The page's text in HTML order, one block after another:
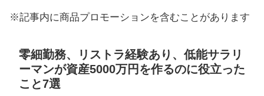
※記事内に商品プロモーションを含むことがあります
零細勤務、リストラ経験あり、低能サラリ
ーマンが資産5000万円を作るのに役立った
こと7選